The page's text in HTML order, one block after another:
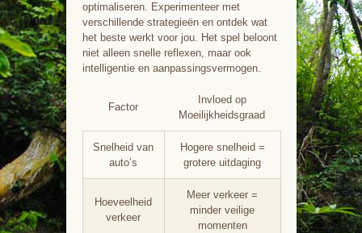
optimaliseren. Experimenteer met
verschillende strategieën en ontdek wat
het beste werkt voor jou. Het spel beloont
niet alleen snelle reflexen, maar ook
intelligentie en aanpassingsvermogen.
Factor
Invloed op
Moeilijkheidsgraad
Snelheid van
auto’s
Hogere snelheid =
grotere uitdaging
Hoeveelheid
verkeer
Meer verkeer =
minder veilige
momenten